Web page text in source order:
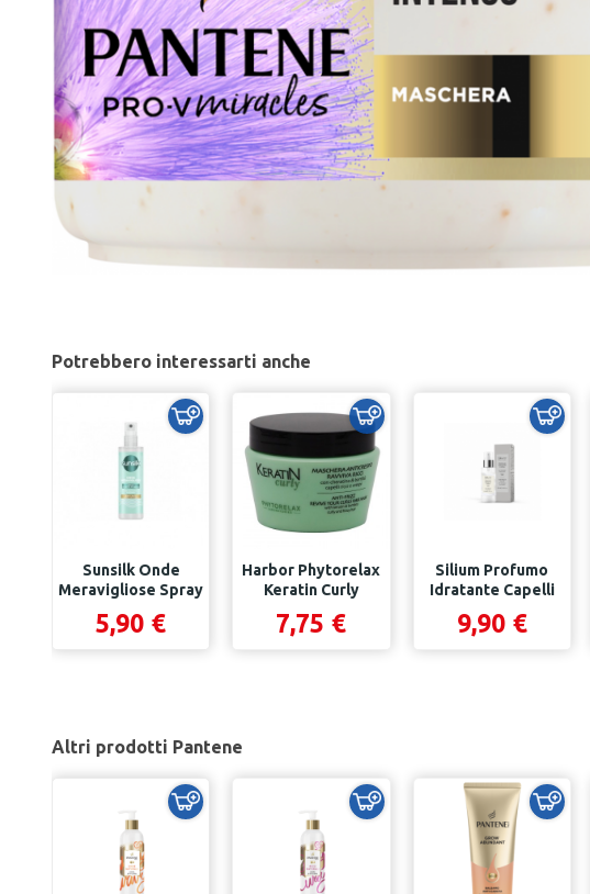
Potrebbero interessarti anche
Sunsilk Onde
Meravigliose Spray
Effetto...
5,90 €
Harbor Phytorelax
Keratin Curly
Maschera...
7,75 €
Silium Profumo
Idratante Capelli
Dolce Latte 50 Ml
9,90 €
Altri prodotti Pantene